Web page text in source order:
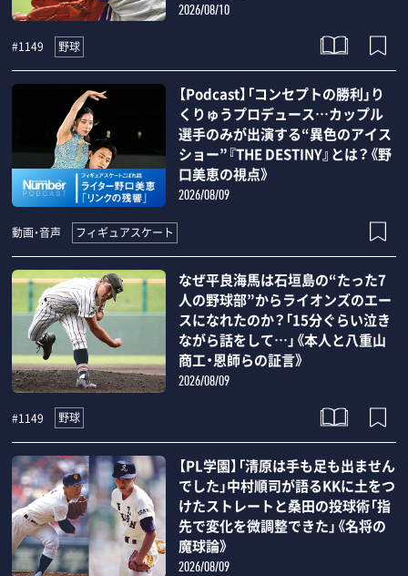
2026/08/10
#1149 野球
【Podcast】「コンセプトの勝利」り
くりゅうプロデュース…カップル
選手のみが出演する“異色のアイス
ショー”『THE DESTINY』とは？《野
口美恵の視点》
2026/08/09
動画・音声 フィギュアスケート
なぜ平良海馬は石垣島の“たった7
人の野球部”からライオンズのエー
スになれたのか？「15分ぐらい泣き
ながら話をして…」《本人と八重山
商工・恩師らの証言》
2026/08/09
#1149 野球
【PL学園】「清原は手も足も出ません
でした」中村順司が語るKKに土をつ
けたストレートと桑田の投球術「指
先で変化を微調整できた」《名将の
魔球論》
2026/08/09